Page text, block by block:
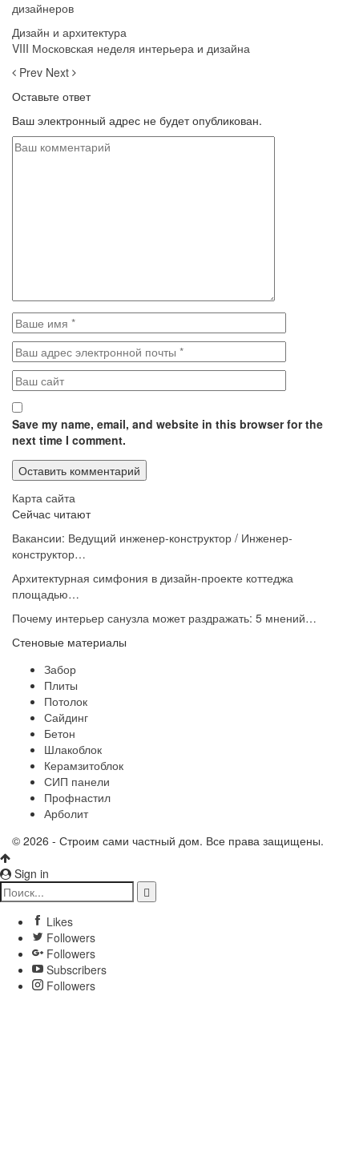
дизайнеров
Дизайн и архитектура
VIII Московская неделя интерьера и дизайна
Prev Next
Оставьте ответ
Ваш электронный адрес не будет опубликован.
Save my name, email, and website in this browser for the
next time I comment.
Карта сайта
Сейчас читают
Вакансии: Ведущий инженер-конструктор / Инженер-
конструктор…
Архитектурная симфония в дизайн-проекте коттеджа
площадью…
Почему интерьер санузла может раздражать: 5 мнений…
Стеновые материалы
Забор
Плиты
Потолок
Сайдинг
Бетон
Шлакоблок
Керамзитоблок
СИП панели
Профнастил
Арболит
© 2026 - Строим сами частный дом. Все права защищены.
Sign in
Likes
Followers
Followers
Subscribers
Followers